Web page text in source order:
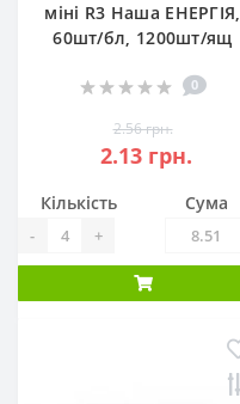
міні R3 Наша ЕНЕРГІЯ,
60шт/бл, 1200шт/ящ
0
2.56 грн.
2.13 грн.
Кількість
- +
Сума